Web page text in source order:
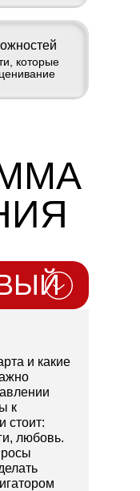
которые
и какие
к
стоит:
любовь.